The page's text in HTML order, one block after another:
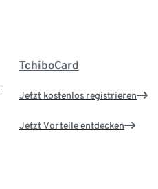
TchiboCard
Jetzt kostenlos registrieren
Jetzt Vorteile entdecken